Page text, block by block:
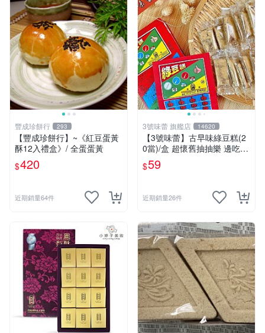
豐成珍餅行 293
【豐成珍餅行】~《紅豆蛋黃
酥12入禮盒》/ 全蛋蛋黃
$420
近期銷量64件
3號味蕾 旗艦店 14620
【3號味蕾】古早味綠豆糕(2
0當)/盒 超懷舊抽抽樂 邊吃邊
玩的雙重享受 古早味 童趣 綠
豆糕抽抽樂 食物抽抽樂 抽紙
$59
近期銷量26件